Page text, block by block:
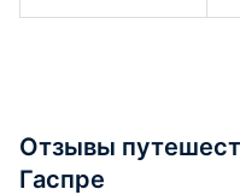
Отзывы
Гаспре